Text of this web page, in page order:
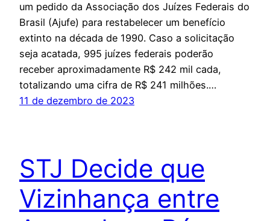
um pedido da Associação dos Juízes Federais do
Brasil (Ajufe) para restabelecer um benefício
extinto na década de 1990. Caso a solicitação
seja acatada, 995 juízes federais poderão
receber aproximadamente R$ 242 mil cada,
totalizando uma cifra de R$ 241 milhões.…
11 de dezembro de 2023
STJ Decide que
Vizinhança entre